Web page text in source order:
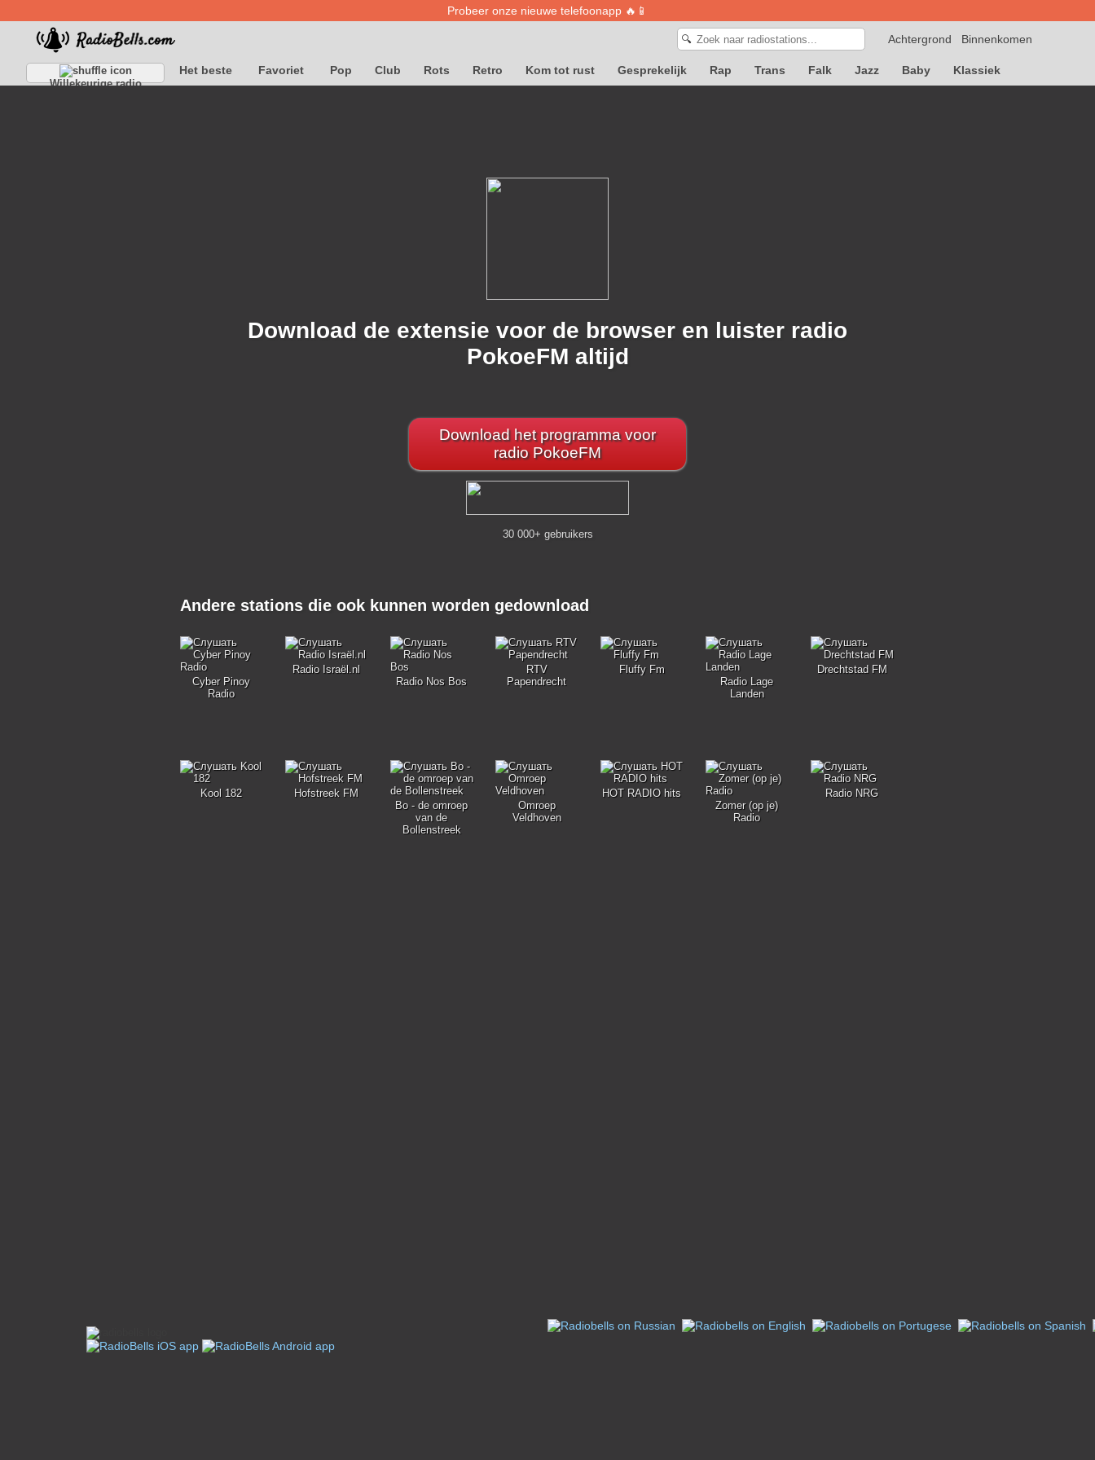
Probeer onze nieuwe telefoonapp 🔥📱
Binnenkomen
Achtergrond
🔍
Willekeurige radio
Het beste Favoriet Pop Club Rots Retro Kom tot rust Gesprekelijk Rap Trans Falk Jazz Baby Klassiek
Download de extensie voor de browser en luister radio
PokoeFM altijd
Download het programma voor
radio PokoeFM
30 000+ gebruikers
Andere stations die ook kunnen worden gedownload
Cyber Pinoy
Radio
Radio Israël.nl
Radio Nos Bos
RTV
Papendrecht
Fluffy Fm
Radio Lage
Landen
Drechtstad FM
Kool 182
Hofstreek FM
Bo - de omroep
van de
Bollenstreek
Omroep
Veldhoven
HOT RADIO hits
Zomer (op je)
Radio
Radio NRG